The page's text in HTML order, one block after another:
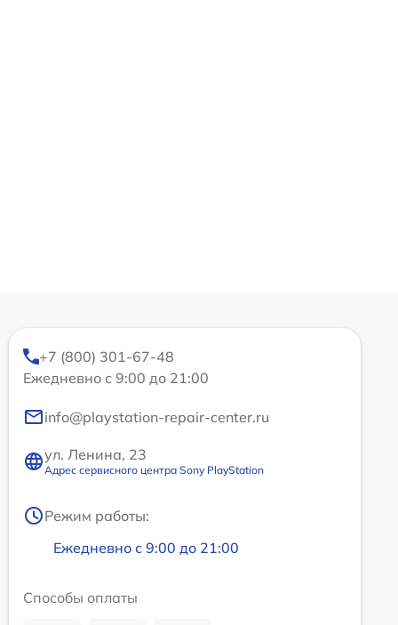
+7 (800) 301-67-48
Ежедневно с 9:00 до 21:00
info@playstation-repair-center.ru
ул. Ленина, 23
Адрес сервисного центра Sony PlayStation
Режим работы:
Ежедневно с 9:00 до 21:00
Способы оплаты